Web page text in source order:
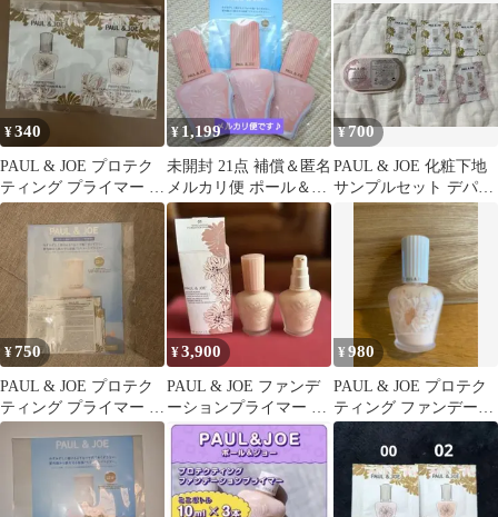
¥340
PAUL & JOE プロテク
ティング プライマー 01
サンプル
¥ 1,199
未開封 21点 補償＆匿名
メルカリ便 ポール＆ジ
ョー ♡ サンプル セッ
ト
¥700
PAUL & JOE 化粧下地
サンプルセット デパコ
¥750
PAUL & JOE プロテク
ティング プライマー サ
ンプル
¥3,900
PAUL & JOE ファンデ
ーションプライマー 2
種セット 化粧下地
¥980
PAUL & JOE プロテク
ティング ファンデーシ
ョン プライマー01